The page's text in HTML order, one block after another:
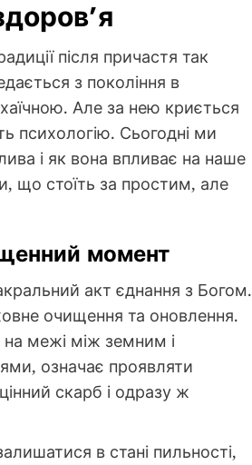
після причастя так
з покоління в
Але за нею криється
психологію. Сьогодні ми
і як вона впливає на наше
що стоїть за простим, але
момент
акт єднання з Богом.
очищення та оновлення.
межі між земним і
означає проявляти
скарб і одразу ж
в стані пильності,